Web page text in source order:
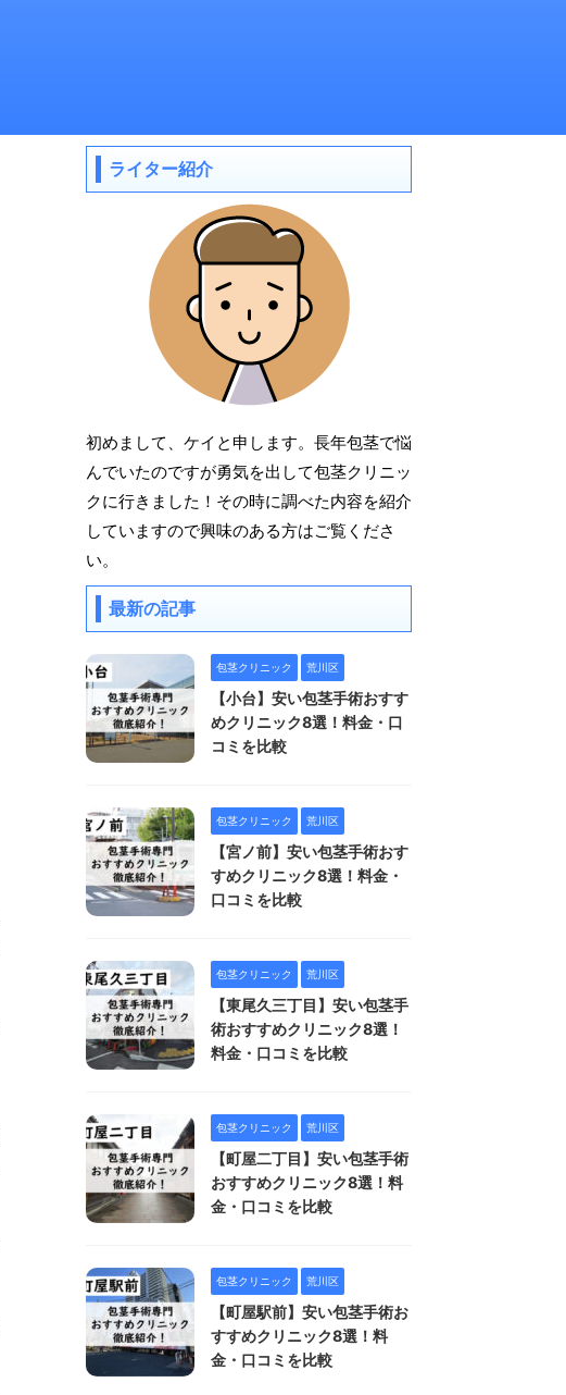
ライター紹介
初めまして、ケイと申します。長年包茎で悩
んでいたのですが勇気を出して包茎クリニッ
クに行きました！その時に調べた内容を紹介
していますので興味のある方はご覧くださ
い。
最新の記事
包茎クリニック 荒川区
【小台】安い包茎手術おすす
めクリニック8選！料金・口
コミを比較
包茎クリニック 荒川区
【宮ノ前】安い包茎手術おす
すめクリニック8選！料金・
口コミを比較
包茎クリニック 荒川区
【東尾久三丁目】安い包茎手
術おすすめクリニック8選！
料金・口コミを比較
包茎クリニック 荒川区
【町屋二丁目】安い包茎手術
おすすめクリニック8選！料
金・口コミを比較
包茎クリニック 荒川区
【町屋駅前】安い包茎手術お
すすめクリニック8選！料
金・口コミを比較